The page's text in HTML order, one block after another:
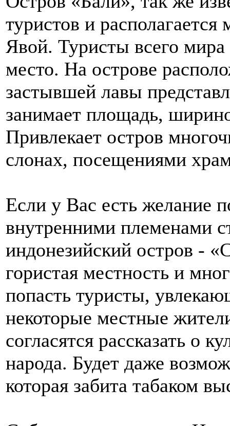
туристов и
Явой. Туристы всего
место. На острове
застывшей лавы
занимает площадь,
Привлекает остров
слонах, посещениями
Если у Вас есть желание
внутренними племенами
индонезийский остров -
гористая местность и
попасть туристы,
некоторые местные
согласятся рассказать о
народа. Будет даже
которая забита табаком